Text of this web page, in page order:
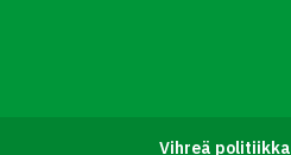
Vihreä politiikka